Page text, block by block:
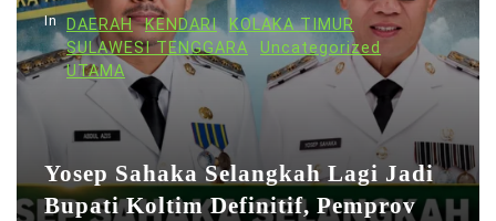
In DAERAH KENDARI
KOLAKA TIMUR
SULAWESI TENGGARA
Uncategorized
UTAMA
Yosep Sahaka Selangkah Lagi Jadi
Bupati Koltim Definitif, Pemprov